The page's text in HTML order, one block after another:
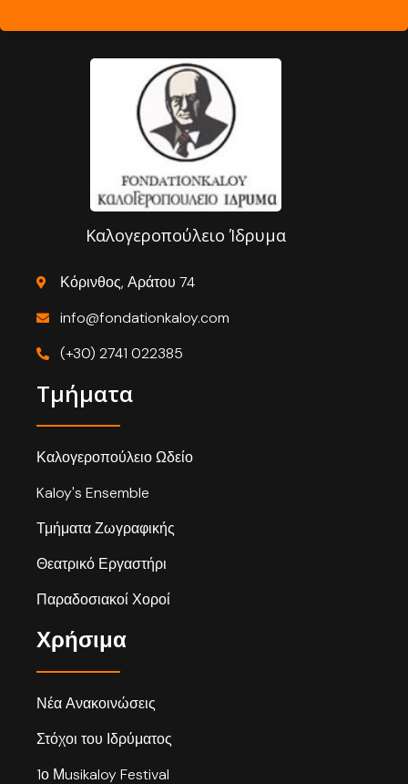
Καλογεροπούλειο Ίδρυμα
Κόρινθος, Αράτου 74
info@fondationkaloy.com
(+30) 2741 022385
Τμήματα
Καλογεροπούλειο Ωδείο
Kaloy's Ensemble
Τμήματα Ζωγραφικής
Θεατρικό Εργαστήρι
Παραδοσιακοί Χοροί
Χρήσιμα
Νέα Ανακοινώσεις
Στόχοι του Ιδρύματος
1ο Μusikaloy Festival